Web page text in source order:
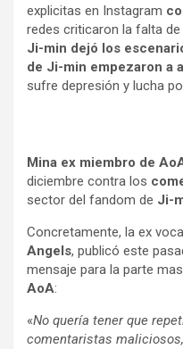
explicitas en Instagram
redes criticaron la falta
Ji-min dejó los
de Ji-min empezaron a
sufre depresión y lucha
Mina ex miembro de
diciembre contra los
sector del fandom de Ji-
Concretamente, la ex
Angels, publicó este
mensaje para la parte
AoA:
«No quería tener que
comentaristas